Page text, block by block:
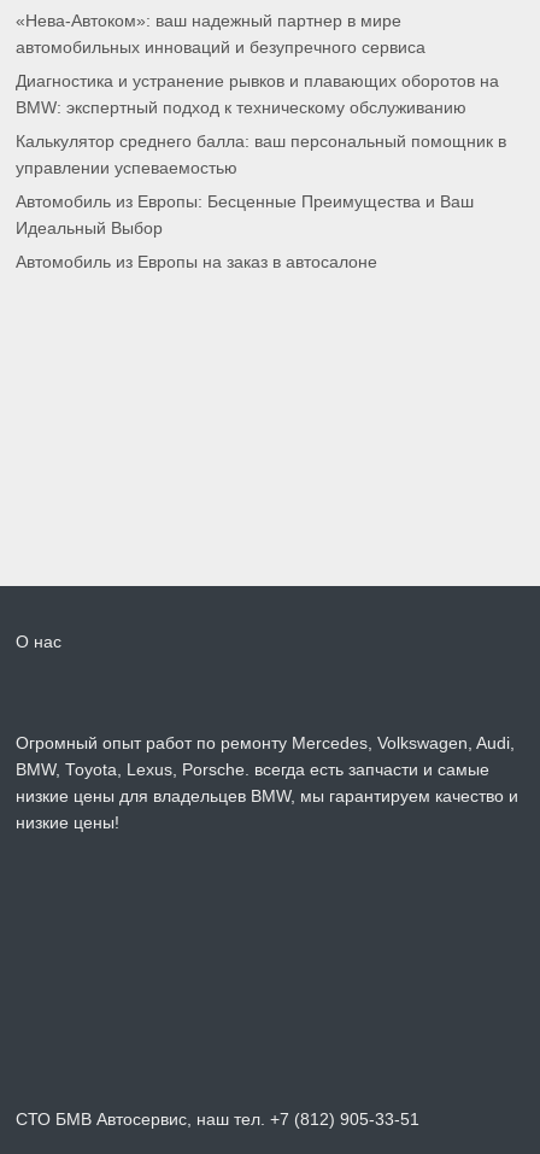
«Нева-Автоком»: ваш надежный партнер в мире
автомобильных инноваций и безупречного сервиса
Диагностика и устранение рывков и плавающих оборотов на
BMW: экспертный подход к техническому обслуживанию
Калькулятор среднего балла: ваш персональный помощник в
управлении успеваемостью
Автомобиль из Европы: Бесценные Преимущества и Ваш
Идеальный Выбор
Автомобиль из Европы на заказ в автосалоне
О нас
Огромный опыт работ по ремонту Mercedes, Volkswagen, Audi,
BMW, Toyota, Lexus, Porsche. всегда есть запчасти и самые
низкие цены для владельцев BMW, мы гарантируем качество и
низкие цены!
СТО БМВ Автосервис, наш тел. +7 (812) 905-33-51